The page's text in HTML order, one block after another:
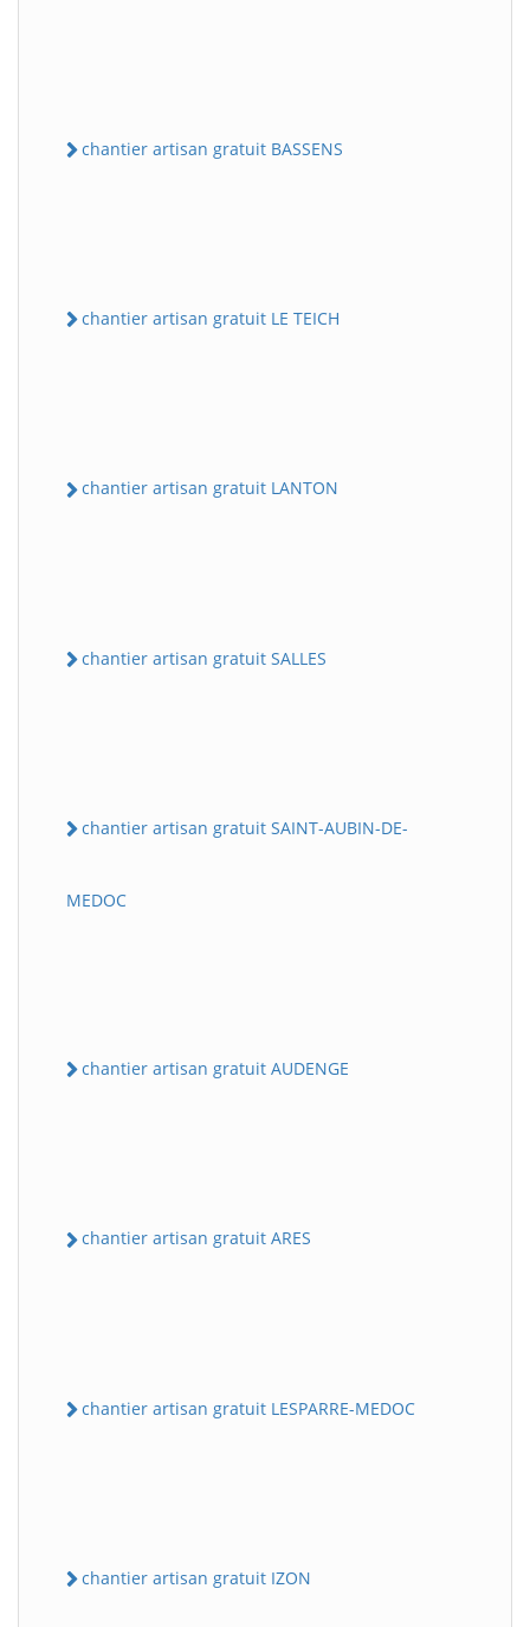
chantier artisan gratuit BASSENS
chantier artisan gratuit LE TEICH
chantier artisan gratuit LANTON
chantier artisan gratuit SALLES
chantier artisan gratuit SAINT-AUBIN-DE-
MEDOC
chantier artisan gratuit AUDENGE
chantier artisan gratuit ARES
chantier artisan gratuit LESPARRE-MEDOC
chantier artisan gratuit IZON